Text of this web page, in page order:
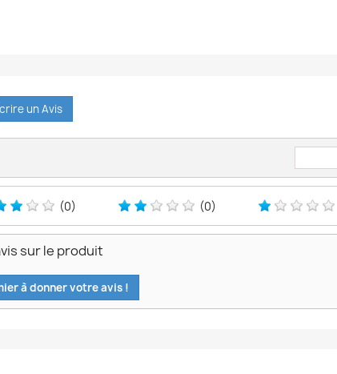
un Avis
(0) (0)
sur le produit
à donner votre avis !